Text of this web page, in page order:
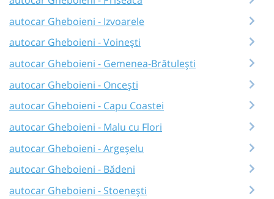
autocar Gheboieni - Izvoarele
autocar Gheboieni - Voinești
autocar Gheboieni - Gemenea-Brătulești
autocar Gheboieni - Oncești
autocar Gheboieni - Capu Coastei
autocar Gheboieni - Malu cu Flori
autocar Gheboieni - Argeșelu
autocar Gheboieni - Bădeni
autocar Gheboieni - Stoenești